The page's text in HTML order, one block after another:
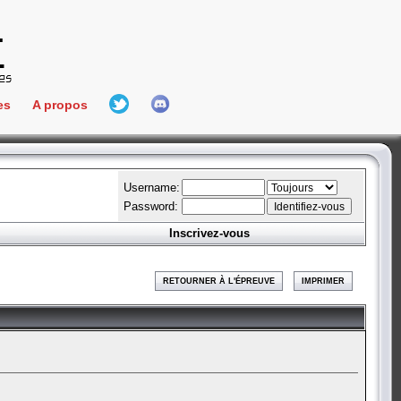
Connect
A propos
L'équipe
Hall Of Fame
Username:
Password:
Inscrivez-vous
RETOURNER À L'ÉPREUVE IMPRIMER